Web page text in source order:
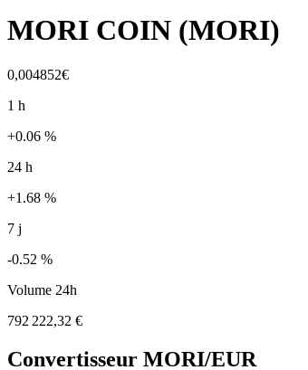
MORI COIN (MORI)
0,004852€
1 h
+0.06 %
24 h
+1.68 %
7 j
-0.52 %
Volume 24h
792 222,32 €
Convertisseur MORI/EUR